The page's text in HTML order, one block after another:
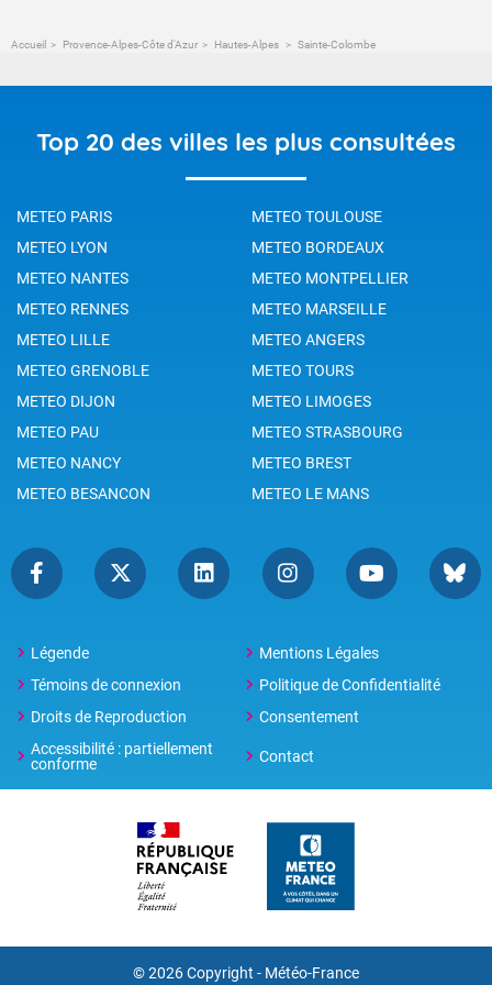
Accueil Provence-Alpes-Côte d'Azur Hautes-Alpes Sainte-Colombe
Top 20 des villes les plus consultées
METEO PARIS
METEO TOULOUSE
METEO LYON
METEO BORDEAUX
METEO NANTES
METEO MONTPELLIER
METEO RENNES
METEO MARSEILLE
METEO LILLE
METEO ANGERS
METEO GRENOBLE
METEO TOURS
METEO DIJON
METEO LIMOGES
METEO PAU
METEO STRASBOURG
METEO NANCY
METEO BREST
METEO BESANCON
METEO LE MANS
Légende
Mentions Légales
Témoins de connexion
Politique de Confidentialité
Droits de Reproduction
Consentement
Accessibilité : partiellement
conforme
Contact
© 2026 Copyright - Météo-France